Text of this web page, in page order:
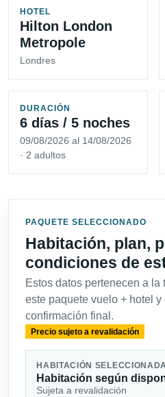
HOTEL
Hilton London
Metropole
Londres
DURACIÓN
6 días / 5 noches
09/08/2026 al 14/08/2026
· 2 adultos
PAQUETE SELECCIONADO
Habitación, plan,
condiciones de
Estos datos pertenecen a la
este paquete vuelo + hotel
confirmación final.
Precio sujeto a revalidación
HABITACIÓN SELECCIONADA
Habitación según
Sujeta a revalidación